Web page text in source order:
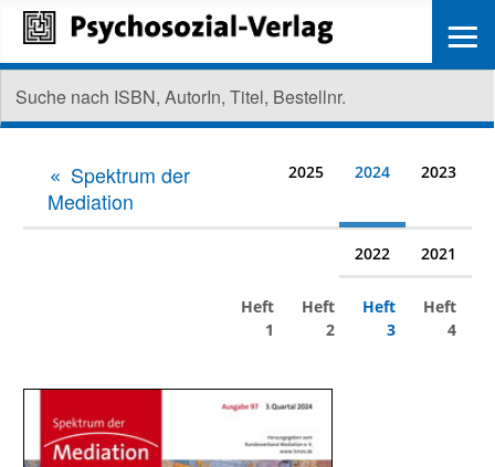
Spektrum der
Mediation
2025 2024 2023
2022 2021
Heft
1
Heft
2
Heft
3
Heft
4
≡